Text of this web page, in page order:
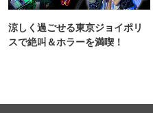
涼しく過ごせる東京ジョイポリ
スで絶叫＆ホラーを満喫！